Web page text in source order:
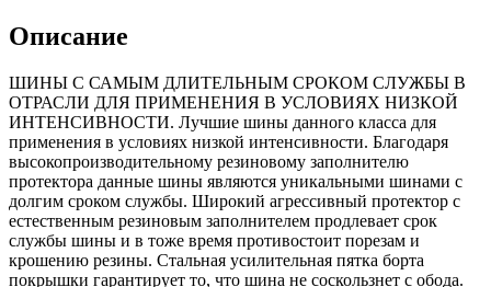
Описание
ШИНЫ С САМЫМ ДЛИТЕЛЬНЫМ СРОКОМ СЛУЖБЫ В
ОТРАСЛИ ДЛЯ ПРИМЕНЕНИЯ В УСЛОВИЯХ НИЗКОЙ
ИНТЕНСИВНОСТИ. Лучшие шины данного класса для
применения в условиях низкой интенсивности. Благодаря
высокопроизводительному резиновому заполнителю
протектора данные шины являются уникальными шинами с
долгим сроком службы. Широкий агрессивный протектор с
естественным резиновым заполнителем продлевает срок
службы шины и в тоже время противостоит порезам и
крошению резины. Стальная усилительная пятка борта
покрышки гарантирует то, что шина не соскользнет с обода.